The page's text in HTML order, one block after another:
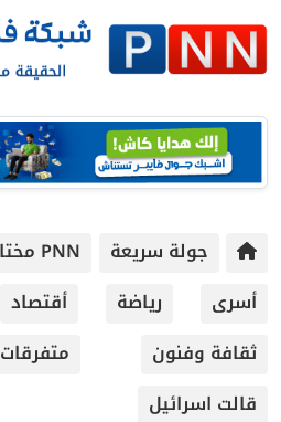
جولة سريعة PNN مختارات
أسرى
رياضة أقتصاد
ثقافة وفنون
متفرقات
قالت اسرائيل